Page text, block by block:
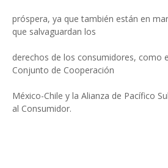
próspera, ya que también están en
que salvaguardan los
derechos de los consumidores, como
Conjunto de Cooperación
México-Chile y la Alianza de Pacífico
al Consumidor.